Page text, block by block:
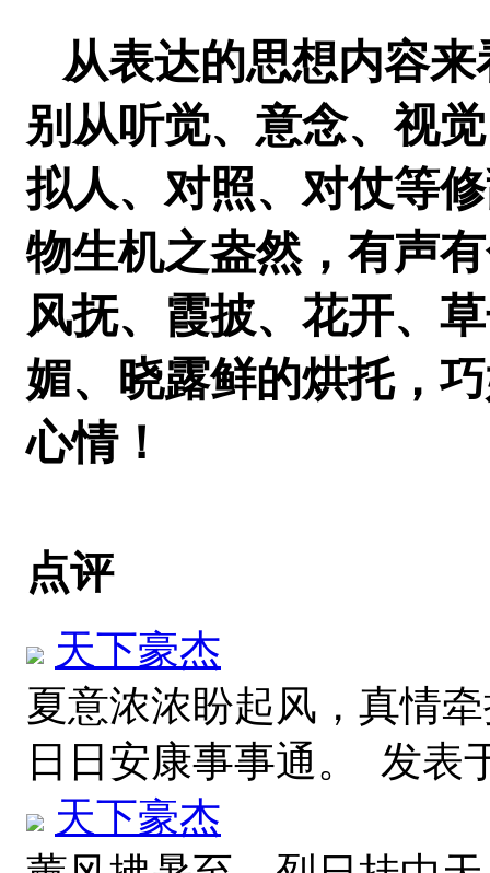
从表达的思想内容来
别从听觉、意念、视
拟人、对照、对仗等
物生机之盎然，有声
风抚、霞披、花开、
媚、晓露鲜的烘托，
心情！
点评
天下豪杰
夏意浓浓盼起风，真情
日日安康事事通。 发表
天下豪杰